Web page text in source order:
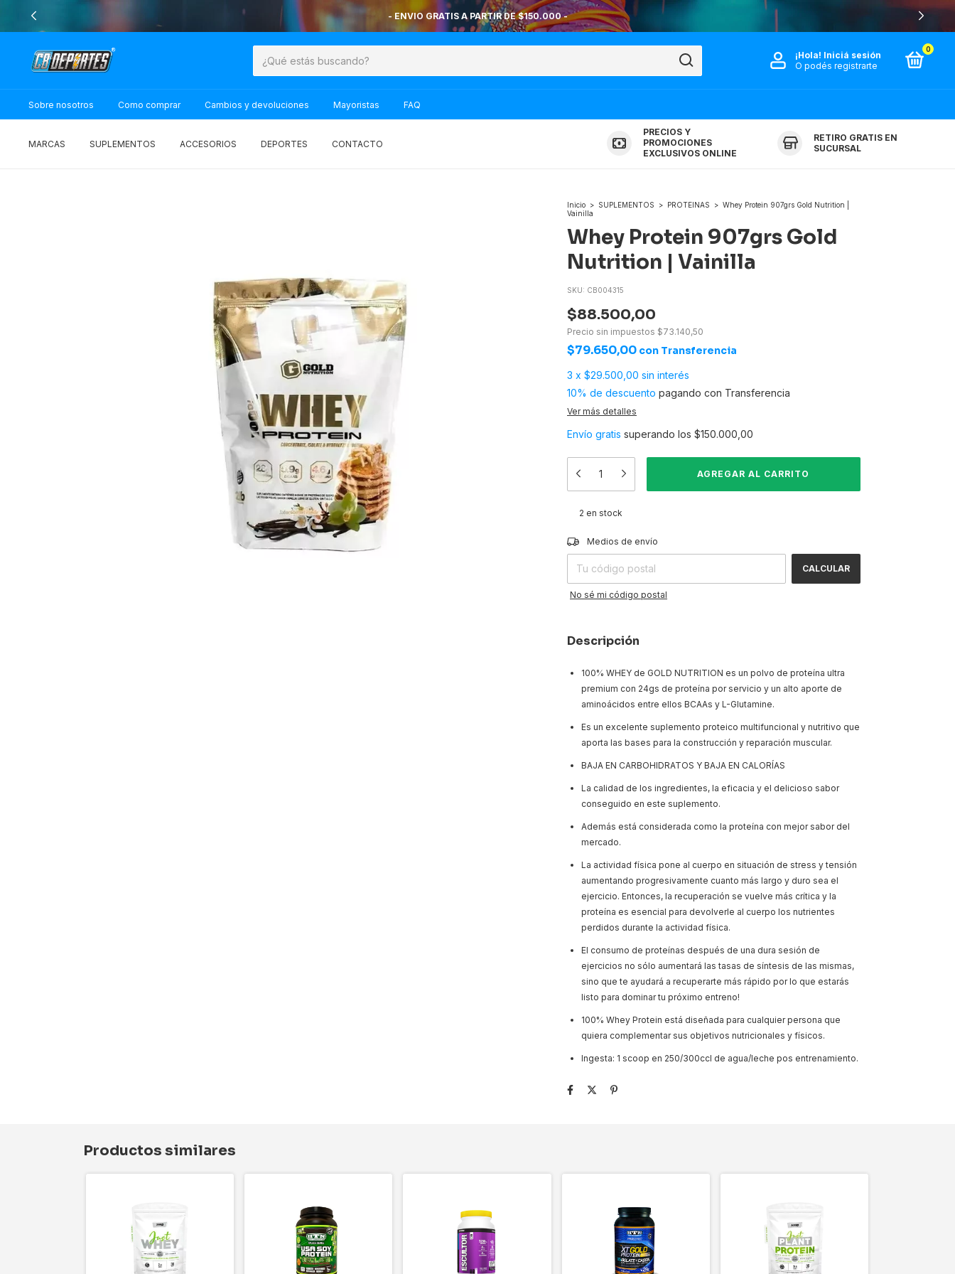
- ENVIO GRATIS A PARTIR DE $150.000 -
¡Hola! Iniciá sesión
O podés registrarte
0
Sobre nosotros Como comprar Cambios y devoluciones Mayoristas FAQ
MARCAS SUPLEMENTOS ACCESORIOS DEPORTES CONTACTO
PRECIOS Y
PROMOCIONES
EXCLUSIVOS ONLINE
RETIRO GRATIS EN
SUCURSAL
Inicio > SUPLEMENTOS > PROTEINAS > Whey Protein 907grs Gold Nutrition |
Vainilla
Whey Protein 907grs Gold
Nutrition | Vainilla
SKU: CB004315
$88.500,00
Precio sin impuestos $73.140,50
$79.650,00 con Transferencia
3 x $29.500,00 sin interés
10% de descuento pagando con Transferencia
Ver más detalles
Envío gratis superando los $150.000,00
2 en stock
Entregas para el CP:
Medios de envío
CALCULAR
No sé mi código postal
Descripción
100% WHEY de GOLD NUTRITION es un polvo de proteína ultra
premium con 24gs de proteína por servicio y un alto aporte de
aminoácidos entre ellos BCAAs y L-Glutamine.
Es un excelente suplemento proteico multifuncional y nutritivo que
aporta las bases para la construcción y reparación muscular.
BAJA EN CARBOHIDRATOS Y BAJA EN CALORÍAS
La calidad de los ingredientes, la eficacia y el delicioso sabor
conseguido en este suplemento.
Además está considerada como la proteína con mejor sabor del
mercado.
La actividad física pone al cuerpo en situación de stress y tensión
aumentando progresivamente cuanto más largo y duro sea el
ejercicio. Entonces, la recuperación se vuelve más crítica y la
proteína es esencial para devolverle al cuerpo los nutrientes
perdidos durante la actividad física.
El consumo de proteínas después de una dura sesión de
ejercicios no sólo aumentará las tasas de síntesis de las mismas,
sino que te ayudará a recuperarte más rápido por lo que estarás
listo para dominar tu próximo entreno!
100% Whey Protein está diseñada para cualquier persona que
quiera complementar sus objetivos nutricionales y físicos.
Ingesta: 1 scoop en 250/300ccl de agua/leche pos entrenamiento.
Productos similares